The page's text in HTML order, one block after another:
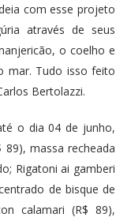
com esse projeto
através de seus
o coelho e
mar. Tudo isso feito
Bertolazzi.
o dia 04 de junho,
massa recheada
Rigatoni ai gamberi
de bisque de
calamari (R$ 89),